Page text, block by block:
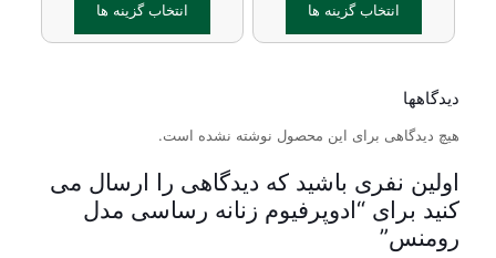
گزینه
ها
محصول
شوند
گزینه
ها
شوند
انتخاب گزینه ها
مختلفی
باشد.
گزینه
ها
انتخاب گزینه ها
گزینه
ها
دیدگاهها
هیچ دیدگاهی برای این محصول نوشته نشده است.
اولین نفری باشید که دیدگاهی را ارسال می
کنید برای “ادوپرفیوم زنانه رساسی مدل
رومنس”